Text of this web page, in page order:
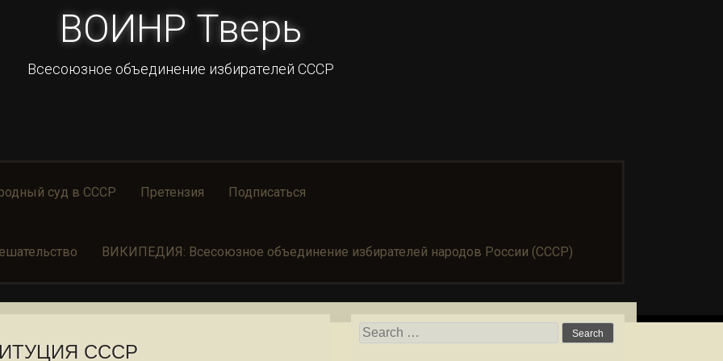
ВОИНР Тверь
Всесоюзное объединение избирателей СССР
суд в СССР Претензия Подписаться
ВИКИПЕДИЯ: Всесоюзное объединение избирателей народов России (СССР)
СССР
Search for: